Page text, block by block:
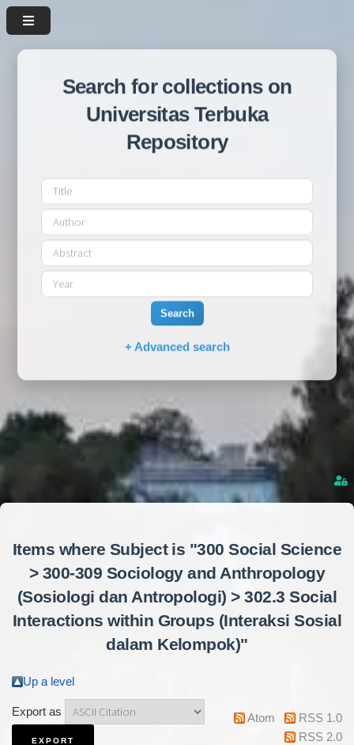
Search for collections on
Universitas Terbuka
Repository
Search
+ Advanced search
Items where Subject is "300 Social Science
> 300-309 Sociology and Anthropology
(Sosiologi dan Antropologi) > 302.3 Social
Interactions within Groups (Interaksi Sosial
dalam Kelompok)"
Up a level
Export as Atom
RSS 1.0
RSS 2.0